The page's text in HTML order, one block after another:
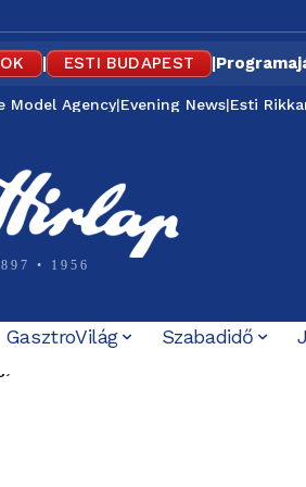
| ESTI BUDAPEST |
Model Agency|Evening News|Esti
• 1956
GasztroVilág Szabadidő
Arábia és Pakisztán közös